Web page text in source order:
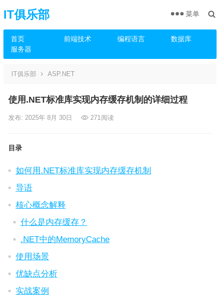
IT俱乐部
首页 前端技术 编程语言
数据库
服务器
菜单
IT俱乐部 ASP.NET
使用.NET标准库实现内存缓存机制的详细过程
发布: 2025年 8月 30日 271阅读
目录
如何用.NET标准库实现内存缓存机制
导语
核心概念解释
什么是内存缓存？
.NET中的MemoryCache
使用场景
优缺点分析
实战案例